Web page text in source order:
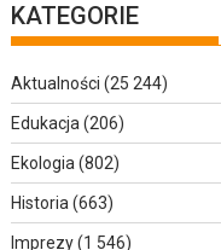
KATEGORIE
Aktualności (25 244)
Edukacja (206)
Ekologia (802)
Historia (663)
Imprezy(1 546)